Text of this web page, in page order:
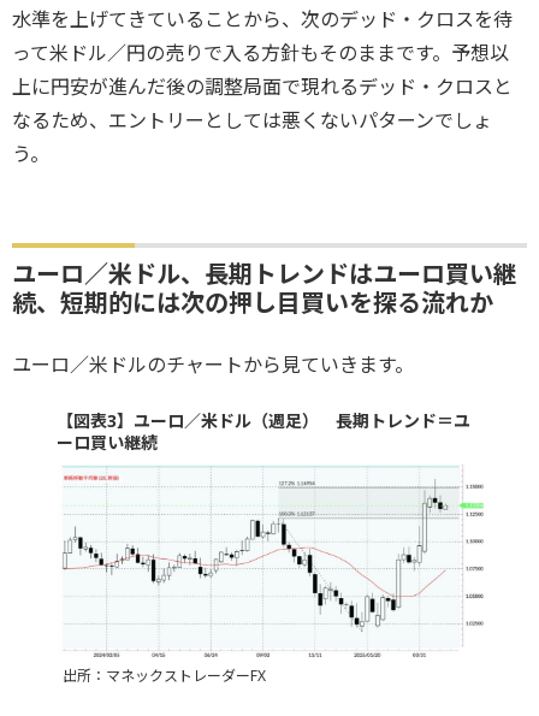
水準を上げてきていることから、次のデッド・クロスを待
って米ドル／円の売りで入る方針もそのままです。予想以
上に円安が進んだ後の調整局面で現れるデッド・クロスと
なるため、エントリーとしては悪くないパターンでしょ
う。
ユーロ／米ドル、長期トレンドはユーロ買い継
続、短期的には次の押し目買いを探る流れか
ユーロ／米ドルのチャートから見ていきます。
【図表3】ユーロ／米ドル（週足） 長期トレンド＝ユ
ーロ買い継続
出所：マネックストレーダーFX